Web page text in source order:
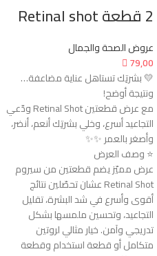
2 قطعة Retinal shot
عروض الصحة والجمال
79,00
💛 بشرتِك تستاهل عناية مضاعفة…
ونتيجة أوضح!
مع عرض قطعتين Retinal Shot ودّعي
التجاعيد أسرع، وخلي بشرتِك أنعم، أنضر،
وأصغر بالعمر ✨✨
⭐ وصف العرض
عرض مميّز يضم قطعتين من سيروم
Retinal Shot عشان تحصّلين نتائج
أقوى وأسرع في شد البشرة، تقليل
التجاعيد، وتحسين ملمسها بشكل
تدريجي وآمن. خيار مثالي لروتين
متكامل أو قطعة استخدام وقطعة